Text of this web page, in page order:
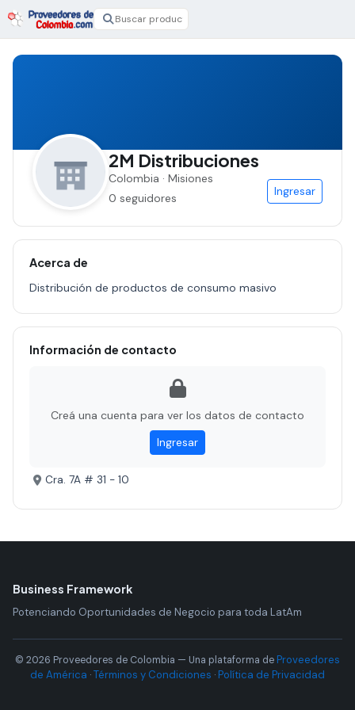
2M Distribuciones
Colombia · Misiones
0 seguidores
Ingresar
Acerca de
Distribución de productos de consumo masivo
Información de contacto
Creá una cuenta para ver los datos de contacto
Ingresar
Cra. 7A # 31 - 10
Business Framework
Potenciando Oportunidades de Negocio para toda LatAm
© 2026 Proveedores de Colombia — Una plataforma deProveedores
de América ·Términos y Condiciones ·Política de Privacidad